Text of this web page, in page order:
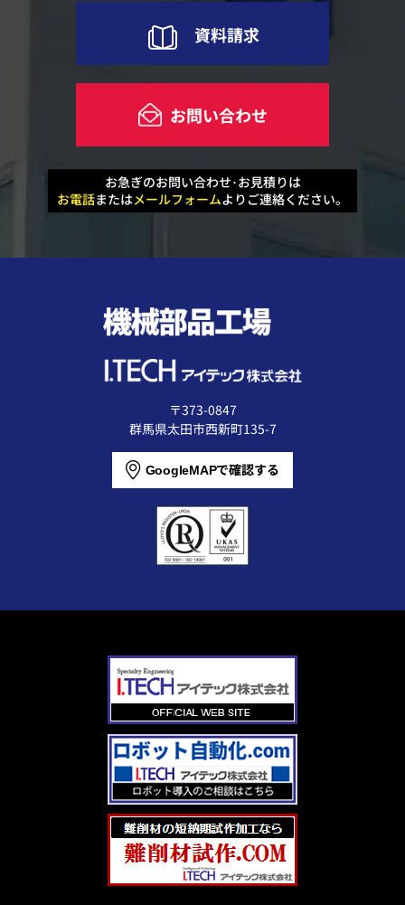
資料請求
お問い合わせ
お急ぎのお問い合わせ･お見積りは
お電話またはメールフォームよりご連絡ください。
〒373-0847
群馬県太田市西新町135-7
GoogleMAPで確認する